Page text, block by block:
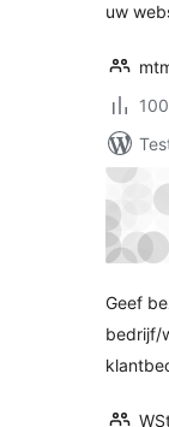
uw
Geef
bedrijf/